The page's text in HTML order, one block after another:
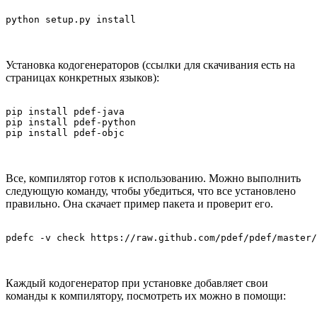
Установка кодогенераторов (ссылки для скачивания есть на
страницах конкретных языков):
pip install pdef-java
pip install pdef-python
Все, компилятор готов к использованию. Можно выполнить
следующую команду, чтобы убедиться, что все установлено
правильно. Она скачает пример пакета и проверит его.
Каждый кодогенератор при установке добавляет свои
команды к компилятору, посмотреть их можно в помощи: